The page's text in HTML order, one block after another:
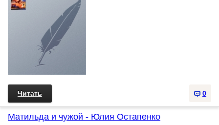
0
Читать
Матильда и чужой - Юлия Остапенко